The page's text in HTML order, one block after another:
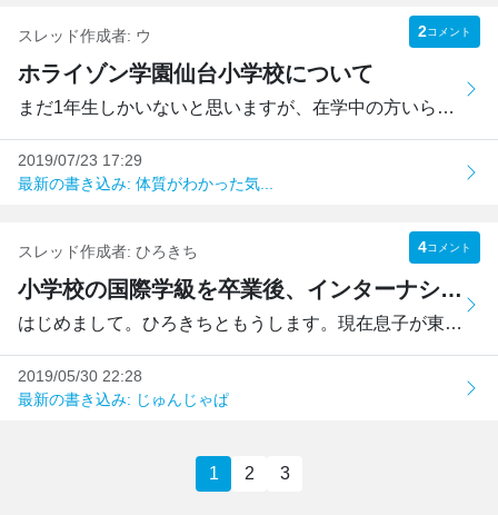
スレッド作成者: ウ 2コメント
ホライゾン学園仙台小学校について
まだ1年生しかいないと思いますが、在学中の方いらっしゃいま...
2019/07/23 17:29
最新の書き込み: 体質がわかった気...
スレッド作成者: ひろきち 4コメント
小学校の国際学級を卒業後、インターナショナルスクールに中学から戻ることはできるのか
はじめまして。ひろきちともうします。現在息子が東京の某小...
2019/05/30 22:28
最新の書き込み: じゅんじゃぱ
1 2 3